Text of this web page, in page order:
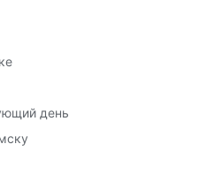
день